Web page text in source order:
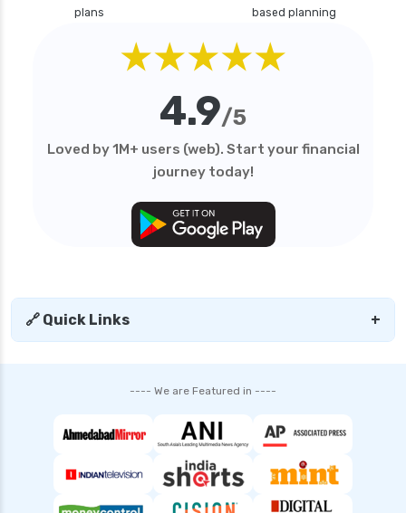
plans
based planning
★★★★★
4.9/5
Loved by 1M+ users (web). Start your financial
journey today!
🔗 Quick Links +
---- We are Featured in ----